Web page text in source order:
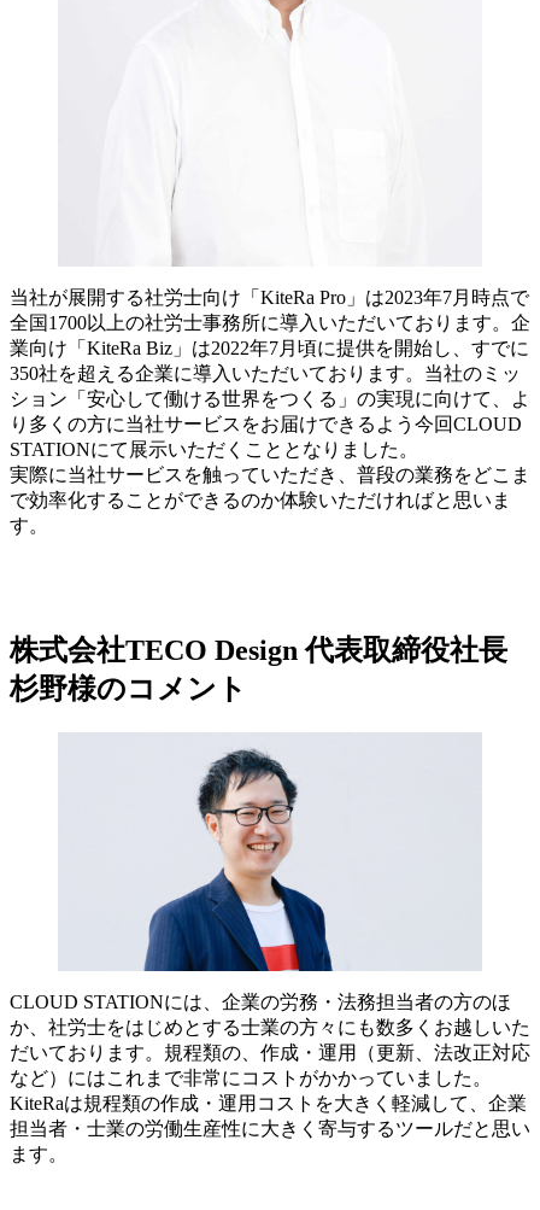
当社が展開する社労士向け「KiteRa Pro」は2023年7月時点で
全国1700以上の社労士事務所に導入いただいております。企
業向け「KiteRa Biz」は2022年7月頃に提供を開始し、すでに
350社を超える企業に導入いただいております。当社のミッ
ション「安心して働ける世界をつくる」の実現に向けて、よ
り多くの方に当社サービスをお届けできるよう今回CLOUD
STATIONにて展示いただくこととなりました。
実際に当社サービスを触っていただき、普段の業務をどこま
で効率化することができるのか体験いただければと思いま
す。
株式会社TECO Design 代表取締役社長
杉野様のコメント
CLOUD STATIONには、企業の労務・法務担当者の方のほ
か、社労士をはじめとする士業の方々にも数多くお越しいた
だいております。規程類の、作成・運用（更新、法改正対応
など）にはこれまで非常にコストがかかっていました。
KiteRaは規程類の作成・運用コストを大きく軽減して、企業
担当者・士業の労働生産性に大きく寄与するツールだと思い
ます。